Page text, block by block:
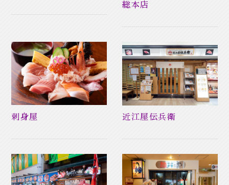
総本店
刺身屋 近江屋伝兵衛